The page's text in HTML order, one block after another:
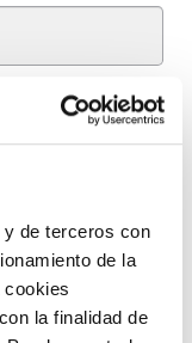
de terceros con
de la
la finalidad de
Y
a través